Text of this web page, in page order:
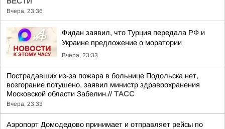
Вчера, 23:36
Фидан заявил, что Турция передала РФ и
Украине предложение о моратории
Вчера, 23:33
Пострадавших из-за пожара в больнице Подольска нет,
возгорание потушено, заявил министр здравоохранения
Московской области Забелин.// ТАСС
Вчера, 23:33
Аэропорт Домодедово принимает и отправляет рейсы по